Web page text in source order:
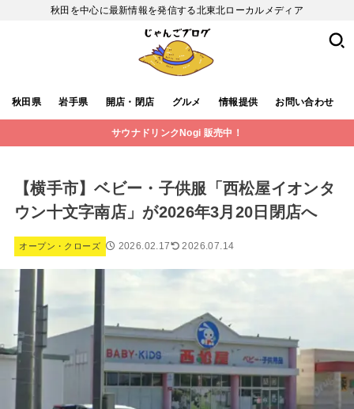
秋田を中心に最新情報を発信する北東北ローカルメディア
秋田県 岩手県 開店・閉店 グルメ 情報提供 お問い合わせ
サウナドリンクNogi 販売中！
【横手市】ベビー・子供服「西松屋イオンタ
ウン十文字南店」が2026年3月20日閉店へ
オープン・クローズ 2026.02.17 2026.07.14